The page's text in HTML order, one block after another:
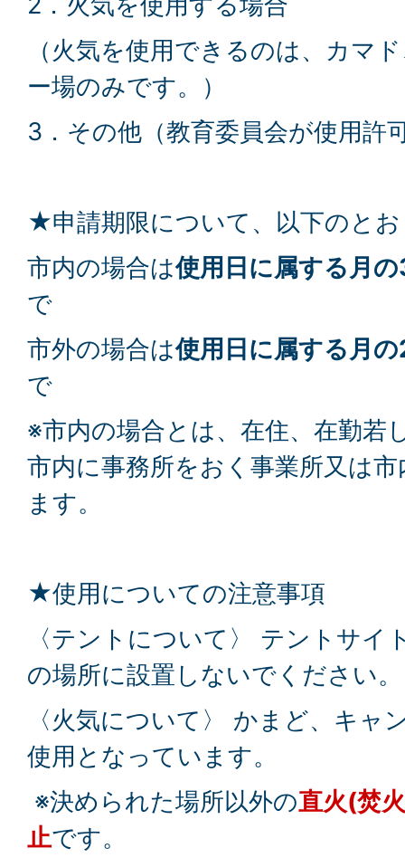
（火気を使用できるのは、カマ
ー場のみです。）
3．その他（教育委員会が使用許
★申請期限について、以下のと
市内の場合は使用日に属する月
で
市外の場合は使用日に属する月
で
※市内の場合とは、在住、在勤若
市内に事務所をおく事業所又は
ます。
★使用についての注意事項
〈テントについて〉 テントサイ
の場所に設置しないでください。
〈火気について〉 かまど、キャ
使用となっています。
※決められた場所以外の直火(焚
止です。